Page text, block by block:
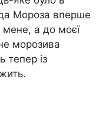
Мороза вперше
мене, а до моєї
морозива
тепер із